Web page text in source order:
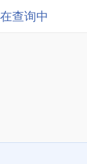
查询中